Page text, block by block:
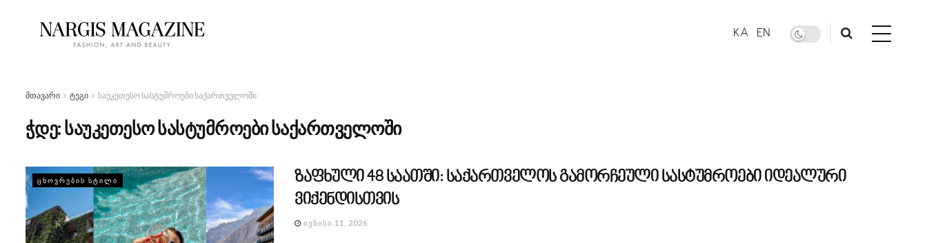
KA EN
მთავარი ტეგი საუკეთესო სასტუმროები საქართველოში
ჭდე:საუკეთესო სასტუმროები საქართველოში
ᲪᲮᲝᲕᲠᲔᲑᲘᲡ ᲡᲢᲘᲚᲘ
ზაფხული 48 საათში: საქართველოს გამორჩეული სასტუმროები იდეალური
ვიქენდისთვის
ᲘᲕᲜᲘᲡᲘ 11, 2026